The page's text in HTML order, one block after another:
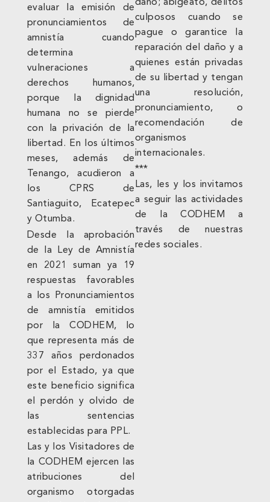
evaluar la emisión de
pronunciamientos de
amnistía cuando
determina
vulneraciones a
derechos humanos,
porque la dignidad
humana no se pierde
con la privación de la
libertad. En los últimos
meses, además de
Tenango, acudieron a
los CPRS de
Santiaguito, Ecatepec
y Otumba.
Desde la aprobación
de la Ley de Amnistía
en 2021 suman ya 19
respuestas favorables
a los Pronunciamientos
de amnistía emitidos
por la CODHEM, lo
que representa más de
337 años perdonados
por el Estado, ya que
este beneficio significa
el perdón y olvido de
las sentencias
establecidas para PPL.
Las y los Visitadores de
la CODHEM ejercen las
atribuciones del
organismo otorgadas
daño; abigeato, delitos
culposos cuando se
pague o garantice la
reparación del daño y a
quienes están privadas
de su libertad y tengan
una resolución,
pronunciamiento, o
recomendación de
organismos
internacionales.
***
Las, les y los invitamos
a seguir las actividades
de la CODHEM a
través de nuestras
redes sociales.